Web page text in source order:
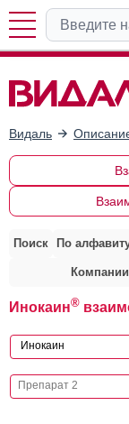
Видаль
Поиск По
Компании
Инокаин®